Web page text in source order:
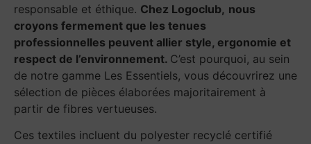
responsable et éthique. Chez Logoclub, nous
croyons fermement que les tenues
professionnelles peuvent allier style, ergonomie et
respect de l’environnement. C’est pourquoi, au sein
de notre gamme Les Essentiels, vous découvrirez une
sélection de pièces élaborées majoritairement à
partir de fibres vertueuses.
Ces textiles incluent du polyester recyclé certifié